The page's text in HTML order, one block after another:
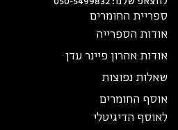
ספריית החומרים
אודות הספרייה
אודות אהרון פיינר עדן
שאלות נפוצות
אוסף החומרים
לאוסף הדיגיטלי